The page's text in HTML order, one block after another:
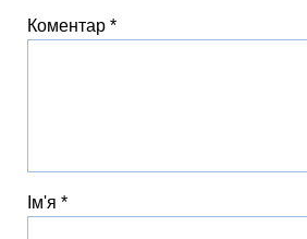
Коментар *
Ім'я *